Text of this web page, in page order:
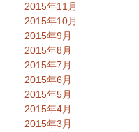
2015年11月
2015年10月
2015年9月
2015年8月
2015年7月
2015年6月
2015年5月
2015年4月
2015年3月